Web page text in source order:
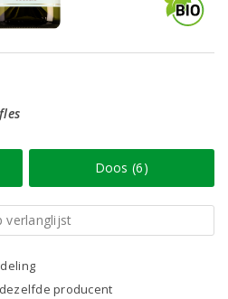
Doos (6)
verlanglijst
producent